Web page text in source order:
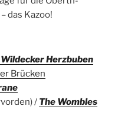
das Kazoo!
Wildecker Herzbuben
Brücken
/ The Wombles